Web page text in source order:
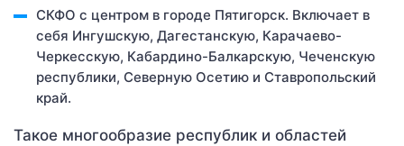
СКФО с центром в городе Пятигорск. Включает в
себя Ингушскую, Дагестанскую, Карачаево-
Черкесскую, Кабардино-Балкарскую, Чеченскую
республики, Северную Осетию и Ставропольский
край.
Такое многообразие республик и областей